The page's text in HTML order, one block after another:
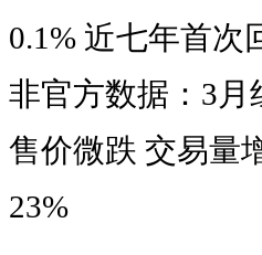
0.1% 近七年首次
非官方数据：3月
售价微跌 交易量
23%